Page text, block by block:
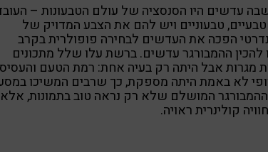
עדשים היו הסנסציה של עולם הטבעונות –
טבעוניים ויש להם את הצבע המדויק של
הפכה את העדשים לבחירה פופולרית בקרב
להכין ההמבורגר עדשים. ברשת עלו שלל מתכונים
מגרות אבל היתה רק בעיה אחת: רמת הטעם
לא באמת היתה מספקת, כך שרבים המשיכו
המושלם שלא רק נראה טוב בתמונות, אלא
קולינרית ראויה.